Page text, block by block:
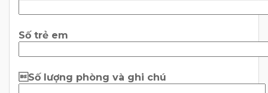
Số trẻ em
Số lượng phòng và ghi chú